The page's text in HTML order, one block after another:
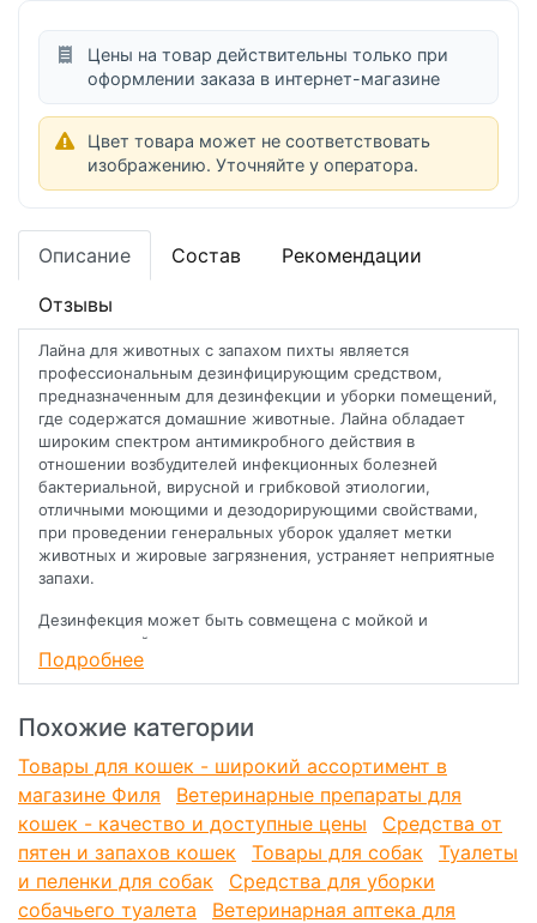
Цены на товар действительны только при
оформлении заказа в интернет-магазине
Цвет товара может не соответствовать
изображению. Уточняйте у оператора.
Описание Состав Рекомендации
Отзывы
Лайна для животных с запахом пихты является
профессиональным дезинфицирующим средством,
предназначенным для дезинфекции и уборки помещений,
где содержатся домашние животные. Лайна обладает
широким спектром антимикробного действия в
отношении возбудителей инфекционных болезней
бактериальной, вирусной и грибковой этиологии,
отличными моющими и дезодорирующими свойствами,
при проведении генеральных уборок удаляет метки
животных и жировые загрязнения, устраняет неприятные
запахи.
Дезинфекция может быть совмещена с мойкой и
дезодорацией в одном процессе.
Сфера применения: места содержания домашних
оборудование и инвентарь для животных в зоопарках,
и клиниках; транспортные средства для перевозки
животных, сырья и продуктов животного происхождения,
а также места скопления животных (рынки, выставки,
спортплощадки); помещения для содержания животных
(в том числе птицы), вспомогательные объекты
животноводства, находящееся в них технологическое
оборудование и инвентарь по уходу за животными;
Подробнее
Похожие категории
Товары для кошек - широкий ассортимент в
магазине Филя
Ветеринарные препараты для
кошек - качество и доступные цены
Средства от
пятен и запахов кошек
Товары для собак
Туалеты
и пеленки для собак
Средства для уборки
собачьего туалета
Ветеринарная аптека для